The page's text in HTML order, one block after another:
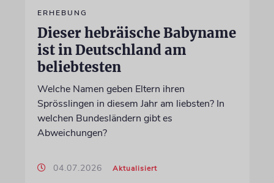
ERHEBUNG
Dieser hebräische Babyname
ist in Deutschland am
beliebtesten
Welche Namen geben Eltern ihren
Sprösslingen in diesem Jahr am liebsten? In
welchen Bundesländern gibt es
Abweichungen?
04.07.2026 Aktualisiert